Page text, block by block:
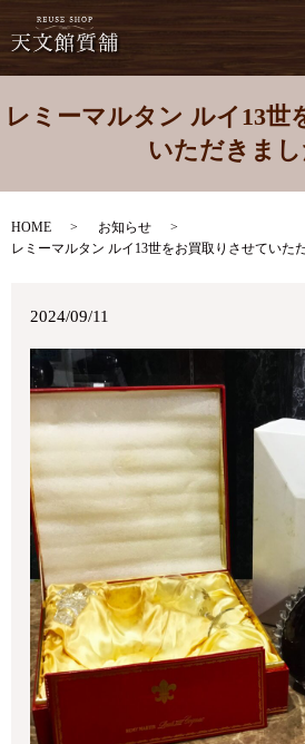
レミーマルタン ルイ13世
いただきまし
HOME
お知らせ
レミーマルタン ルイ13世をお買取りさせていた
2024/09/11